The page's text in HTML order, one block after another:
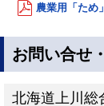
農業用「ため
お問い合せ
北海道上川